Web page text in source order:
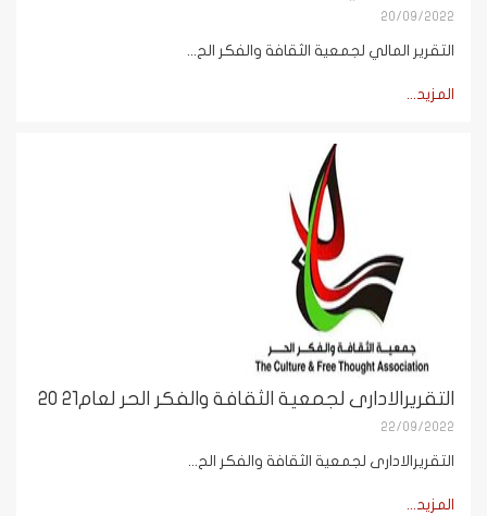
20/09/2022
التقرير المالي لجمعية الثقافة والفكر الح...
المزيد...
التقريرالادارى لجمعية الثقافة والفكر الحر لعام21 20
22/09/2022
التقريرالادارى لجمعية الثقافة والفكر الح...
المزيد...